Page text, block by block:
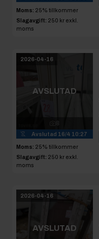
Moms: 25% tillkommer
Slagavgift: 250 kr exkl.
moms
2026-04-16
AVSLUTAD
8
Avslutad 16/4 10:27
Moms: 25% tillkommer
Slagavgift: 250 kr exkl.
moms
2026-04-16
AVSLUTAD